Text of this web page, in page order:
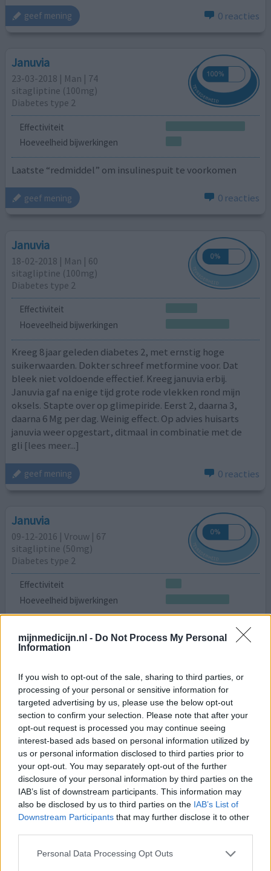
mijnmedicijn.nl - Do Not Process My Personal
Information
If you wish to opt-out of the sale, sharing to third parties, or
processing of your personal or sensitive information for
targeted advertising by us, please use the below opt-out
section to confirm your selection. Please note that after your
opt-out request is processed you may continue seeing
interest-based ads based on personal information utilized by
us or personal information disclosed to third parties prior to
your opt-out. You may separately opt-out of the further
disclosure of your personal information by third parties on the
IAB’s list of downstream participants. This information may
also be disclosed by us to third parties on the IAB’s List of
Downstream Participants that may further disclose it to other
Personal Data Processing Opt Outs
geef mening 0 reacties
Januvia
23-03-2018 | Man | 74
sitagliptine (100mg)
Diabetes type 2
Effectiviteit
Hoeveelheid bijwerkingen
Laatste “redmiddel” om insulinespuit te voorkomen
geef mening 0 reacties
Januvia
18-02-2018 | Man | 60
sitagliptine (100mg)
Diabetes type 2
Effectiviteit
Hoeveelheid bijwerkingen
Kreeg 8 jaar geleden diabetes 2, met ernstig hoge
suikerwaarden. Dokter schreef metformine voor. Dat
bleek niet voldoende effectief. Kreeg januvia erbij.
Januvia gaf na enige tijd grote rode vlekken rond mijn
oksels. Stapte over op glimepiride. Eerst 2, daarna 3,
daarna 6 Mg per dag. Weinig effect. Op advies huisarts
januvia weer opgestart, ditmaal in combinatie met de
gli [lees meer...]
geef mening 0 reacties
Januvia
09-12-2016 | Vrouw | 67
sitagliptine (50mg)
Diabetes type 2
Effectiviteit
Hoeveelheid bijwerkingen
Heb bijna 1,5 jaar Januvia gebruikt. Had geen invloed op
bloedsuikerwaarden maar daarentegen wel op mijn
algehele welbevinden. Ben in 1,5 jaar heel beroerd
Algehele malaise. Sinds 1,5 maand gestopt en heb mijn
leven weer terug. Dat was eens maar nooit meer.
0 reacties
Januvia
18-03-2015 | Vrouw | 65
sitagliptine (100mg)
Diabetes type 2
Effectiviteit
Hoeveelheid bijwerkingen